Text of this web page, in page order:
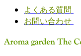
よくある質問
お問い合わせ